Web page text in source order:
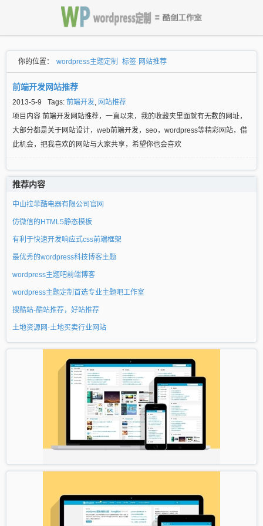
你的位置： wordpress主题定制 标签 网站推荐
前端开发网站推荐
2013-5-9 Tags: 前端开发, 网站推荐
项目内容 前端开发网站推荐，一直以来，我的收藏夹里面就有无数的网址，
大部分都是关于网站设计，web前端开发，seo，wordpress等精彩网站，借
此机会，把我喜欢的网站与大家共享，希望你也会喜欢
推荐内容
中山拉菲酷电器有限公司官网
仿微信的HTML5静态模板
有利于快速开发响应式css前端框架
最优秀的wordpress科技博客主题
wordpress主题吧前端博客
wordpress主题定制首选专业主题吧工作室
搜酷站-酷站推荐，好站推荐
土地资源网-土地买卖行业网站